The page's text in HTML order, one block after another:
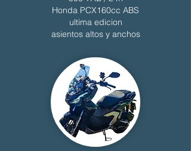
Honda PCX160cc ABS
ultima edicion
asientos altos y anchos